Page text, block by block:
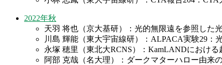
2022年秋
天羽 将也（京大基研）：光的無限遠を参照した
川島 輝能（東大宇宙線研）：ALPACA実験29：
永塚 穂里（東北大RCNS）：KamLANDにおけ
阿部 克哉（名大理）：ダークマターハロー由来